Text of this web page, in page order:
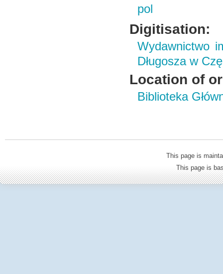
pol
Digitisation:
Wydawnictwo
Długosza w
Location of
Biblioteka
This page is
This page is